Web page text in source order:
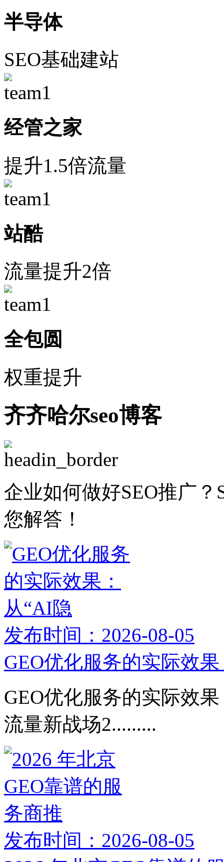
半导体
SEO基础建站
经管之家
提升1.5倍流量
站酷
流量提升2倍
全包圆
权重提升
齐齐哈尔seo博客
企业如何做好SEO推广
您解答！
发布时间：2026-08-05
GEO优化服务的实际效
GEO优化服务的实际效
流量新战场2.........
发布时间：2026-08-05